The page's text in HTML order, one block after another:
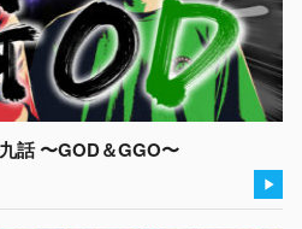
話 〜GOD＆GGO〜